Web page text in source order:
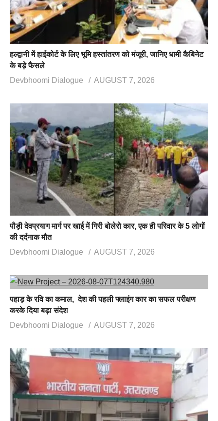
हल्द्वानी में हाईकोर्ट के लिए भूमि हस्तांतरण को मंजूरी, जानिए धामी कैबिनेट
के बड़े फैसले
Devbhoomi Dialogue
AUGUST 7, 2026
पौड़ी देवप्रयाग मार्ग पर खाई में गिरी बोलेरो कार, एक ही परिवार के 5 लोगों
की दर्दनाक मौत
Devbhoomi Dialogue
AUGUST 7, 2026
पहाड़ के रवि का कमाल, देश की पहली फ्लाइंग कार का सफल परीक्षण
करके दिया बड़ा संदेश
Devbhoomi Dialogue
AUGUST 7, 2026